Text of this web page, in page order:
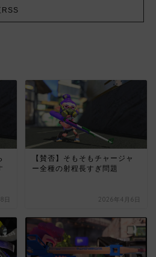
日
【賛否】そもそもチャージャ
ー全種の射程長すぎ問題
2026年4月6日